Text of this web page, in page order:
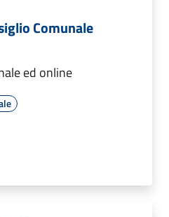
Comunale
ed online